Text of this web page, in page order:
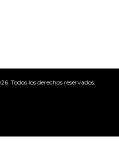
Todos los derechos reservados.